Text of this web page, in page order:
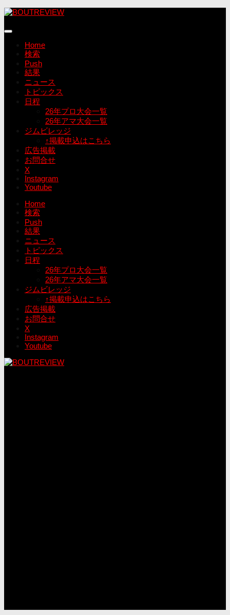
コ
テ
Home
検索
Push
結果
ニュース
トピックス
日程
26年プロ大会一覧
26年アマ大会一覧
ジムビレッジ
↑掲載申込はこちら
広告掲載
お問合せ
X
Instagram
Youtube
Home
検索
Push
結果
ニュース
トピックス
日程
26年プロ大会一覧
26年アマ大会一覧
ジムビレッジ
↑掲載申込はこちら
広告掲載
お問合せ
X
Instagram
Youtube